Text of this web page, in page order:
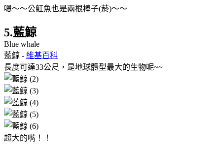
嗯～～公魟魚也是兩根棒子(菸)～～
5.藍鯨
Blue whale
藍鯨 - 維基百科
長度可達33公尺，是地球體型最大的生物呢~~
超大的嘴！！